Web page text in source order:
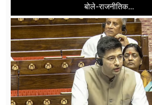
बोले-राजनीतिक...